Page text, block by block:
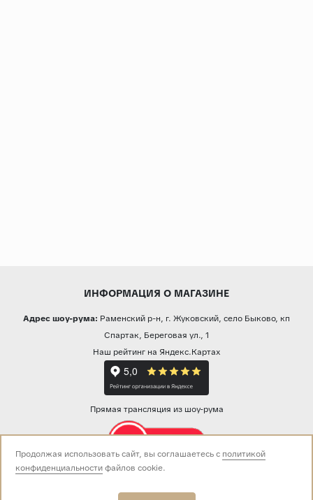
ИНФОРМАЦИЯ О МАГАЗИНЕ
Адрес шоу-рума: Раменский р-н, г. Жуковский, село Быково, кп
Спартак, Береговая ул., 1
Наш рейтинг на Яндекс.Картах
Прямая трансляция из шоу-рума
Звоните нам:
Продолжая использовать сайт, вы соглашаетесь с политикой
конфиденциальностифайлов cookie.